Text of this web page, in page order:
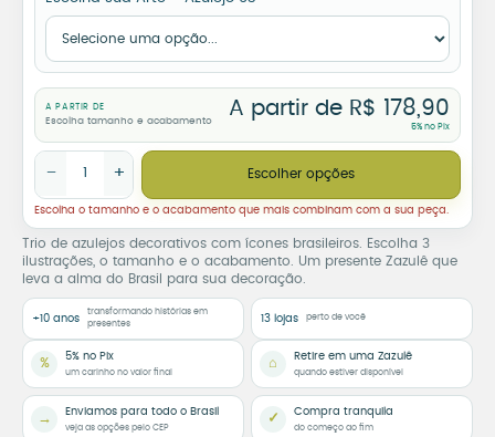
Trio de azulejos decorativos com ícones brasileiros. Escolha 3
ilustrações, o tamanho e o acabamento. Um presente Zazulê que
leva a alma do Brasil para sua decoração.
A PARTIR DE
Escolha tamanho e acabamento
A partir de R$ 178,90
5% no Pix
Trio de Azulejos Made in Brasil – Escolha seus Ícones
− + Escolher opções
Escolha o tamanho e o acabamento que mais combinam com a sua peça.
+10 anos
transformando histórias em
presentes
13 lojas perto de você
% 5% no Pix
um carinho no valor final
⌂ Retire em uma Zazulê
quando estiver disponível
→ Enviamos para todo o Brasil
veja as opções pelo CEP
✓ Compra tranquila
do começo ao fim